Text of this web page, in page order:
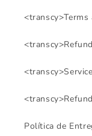
Política de